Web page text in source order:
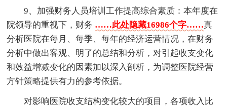
9、加强财务人员培训工作提高综合素质：本年度在
院领导的重视下，财务 ……此处隐藏16986个字……真
分析医院在每月、每季、每年的经济运营情况，在财务
分析中做出客观、明了的总结和分析，对引起收支变化
和效益增减变化的因素加以深入剖析，为调整医院经营
方针策略提供有力的参考依据。
对影响医院收支结构变化较大的项目，各项收入比